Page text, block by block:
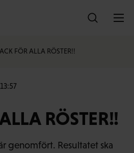
FÖR ALLA RÖSTER!!
RÖSTER!!
genomfört. Resultatet ska